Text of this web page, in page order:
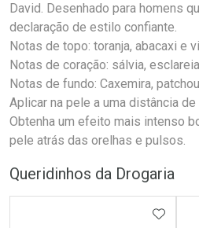
David. Desenhado para homens
declaração de estilo confiante.
Notas de topo: toranja, abacaxi e
Notas de coração: sálvia,
Notas de fundo: Caxemira,
Aplicar na pele a uma distância
Obtenha um efeito mais intenso
pele atrás das orelhas e pulsos.
Queridinhos da Drogaria